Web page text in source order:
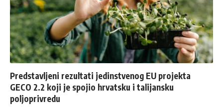
Predstavljeni rezultati jedinstvenog EU projekta
GECO 2.2 koji je spojio hrvatsku i talijansku
poljoprivredu